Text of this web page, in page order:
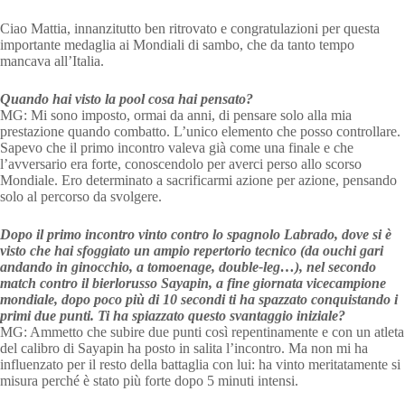
Ciao Mattia, innanzitutto ben ritrovato e congratulazioni per questa
importante medaglia ai Mondiali di sambo, che da tanto tempo
mancava all’Italia.
Quando hai visto la pool cosa hai pensato?
MG: Mi sono imposto, ormai da anni, di pensare solo alla mia
prestazione quando combatto. L’unico elemento che posso controllare.
Sapevo che il primo incontro valeva già come una finale e che
l’avversario era forte, conoscendolo per averci perso allo scorso
Mondiale. Ero determinato a sacrificarmi azione per azione, pensando
solo al percorso da svolgere.
Dopo il primo incontro vinto contro lo spagnolo Labrado, dove si è
visto che hai sfoggiato un ampio repertorio tecnico (da ouchi gari
andando in ginocchio, a tomoenage, double-leg…), nel secondo
match contro il bierlorusso Sayapin, a fine giornata vicecampione
mondiale, dopo poco più di 10 secondi ti ha spazzato conquistando i
primi due punti. Ti ha spiazzato questo svantaggio iniziale?
MG: Ammetto che subire due punti così repentinamente e con un atleta
del calibro di Sayapin ha posto in salita l’incontro. Ma non mi ha
influenzato per il resto della battaglia con lui: ha vinto meritatamente si
misura perché è stato più forte dopo 5 minuti intensi.